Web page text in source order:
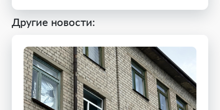
Другие новости: